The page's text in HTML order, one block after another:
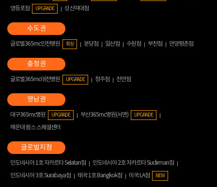
영등포점
UPGRADE 성신여대점
글로벌365mc인천병원 확장 분당점 일산점 수원점 부천점 안양평촌점
글로벌365mc대전병원 UPGRADE 청주점 천안점
대구365mc병원 UPGRADE 부산365mc병원(서면) UPGRADE
해운대 람스 스페셜센터
인도네시아 1호 자카르타 Selatan점
인도네시아 2호 자카르타 Sudirman점
인도네시아 3호 Surabaya점
태국 1호 Bangkok점 미국 LA점 NEW